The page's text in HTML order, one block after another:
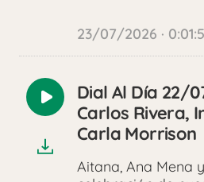
23/07/2026 ·
Reproducir
audio
Dial Al Día 22/
Carlos Rivera,
Carla Morrison
Aitana, Ana Mena